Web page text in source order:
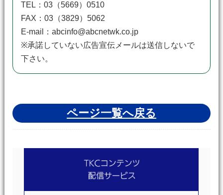
TEL：03（5669）0510
FAX：03（3829）5062
E-mail：abcinfo@abcnetwk.co.jp
※承諾していない広告宣伝メールは送信しないで
下さい。
ページ一覧へ戻る